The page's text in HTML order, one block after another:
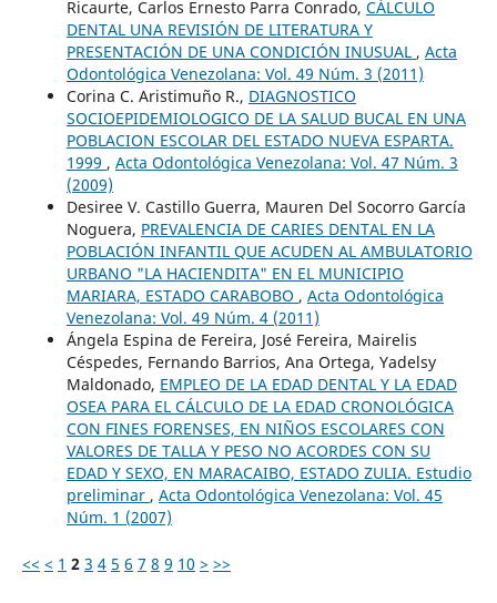
Ricaurte, Carlos Ernesto Parra Conrado, CÁLCULO
DENTAL UNA REVISIÓN DE LITERATURA Y
PRESENTACIÓN DE UNA CONDICIÓN INUSUAL , Acta
Odontológica Venezolana: Vol. 49 Núm. 3 (2011)
Corina C. Aristimuño R., DIAGNOSTICO
SOCIOEPIDEMIOLOGICO DE LA SALUD BUCAL EN UNA
POBLACION ESCOLAR DEL ESTADO NUEVA ESPARTA.
1999 , Acta Odontológica Venezolana: Vol. 47 Núm. 3
(2009)
Desiree V. Castillo Guerra, Mauren Del Socorro García
Noguera, PREVALENCIA DE CARIES DENTAL EN LA
POBLACIÓN INFANTIL QUE ACUDEN AL AMBULATORIO
URBANO "LA HACIENDITA" EN EL MUNICIPIO
MARIARA, ESTADO CARABOBO , Acta Odontológica
Venezolana: Vol. 49 Núm. 4 (2011)
Ángela Espina de Fereira, José Fereira, Mairelis
Céspedes, Fernando Barrios, Ana Ortega, Yadelsy
Maldonado, EMPLEO DE LA EDAD DENTAL Y LA EDAD
OSEA PARA EL CÁLCULO DE LA EDAD CRONOLÓGICA
CON FINES FORENSES, EN NIÑOS ESCOLARES CON
VALORES DE TALLA Y PESO NO ACORDES CON SU
EDAD Y SEXO, EN MARACAIBO, ESTADO ZULIA. Estudio
preliminar , Acta Odontológica Venezolana: Vol. 45
Núm. 1 (2007)
<< < 1 2 3 4 5 6 7 8 9 10 > >>